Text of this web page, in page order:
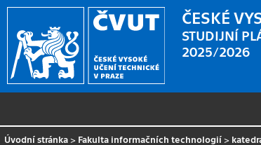
ČESKÉ
STUDIJNÍ
2025/2026
Úvodní stránka > Fakulta informačních technologií >